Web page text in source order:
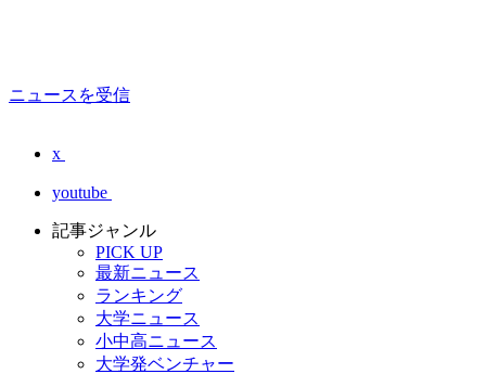
ニュースを受信
x
youtube
記事ジャンル
PICK UP
最新ニュース
ランキング
大学ニュース
小中高ニュース
大学発ベンチャー